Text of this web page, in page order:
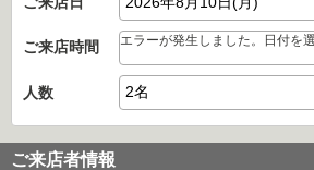
ご来店時間 エラーが発生しました。日付を
人数
ご来店者情報